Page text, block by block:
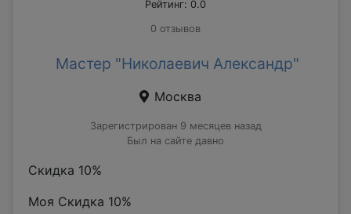
Рейтинг: 0.0
0 отзывов
Мастер "Николаевич Александр"
Москва
Зарегистрирован 9 месяцев назад
Был на сайте давно
Скидка 10%
Моя Скидка 10%